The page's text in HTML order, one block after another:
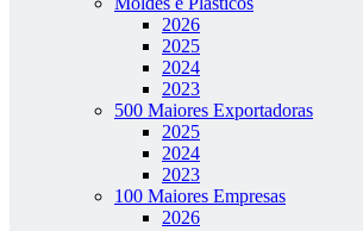
2026
2025
2024
2023
500 Maiores Exportadoras
2025
2024
2023
100 Maiores Empresas
2026